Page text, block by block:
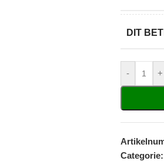
DIT
- +
Categorie: